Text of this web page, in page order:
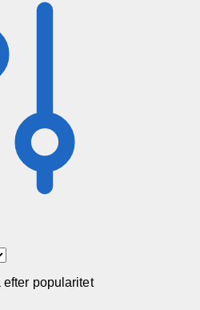
efter popularitet